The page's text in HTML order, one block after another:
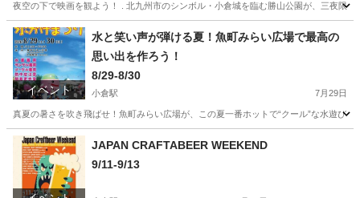
夜空の下で映画を観よう！ . 北九州市のシンボル・小倉城を臨む勝山公園が、三夜限
福岡 北九州市 小倉駅 地域/お祭り マインクラフト
イベント
水と笑い声が弾ける夏！魚町みらい広場で最高の
思い出を作ろう！
8/29-8/30
小倉駅 7月29日
真夏の暑さを吹き飛ばせ！魚町みらい広場が、この夏一番ホットで“クール”な水遊び
福岡 北九州市 JAPAN CRAFTABEER WEEKEND
9/11-9/13